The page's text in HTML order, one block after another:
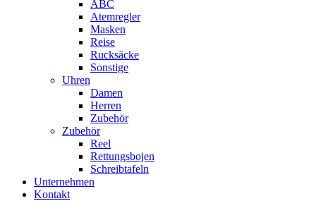
ABC
Atemregler
Masken
Reise
Rucksäcke
Sonstige
Uhren
Damen
Herren
Zubehör
Zubehör
Reel
Rettungsbojen
Schreibtafeln
Unternehmen
Kontakt